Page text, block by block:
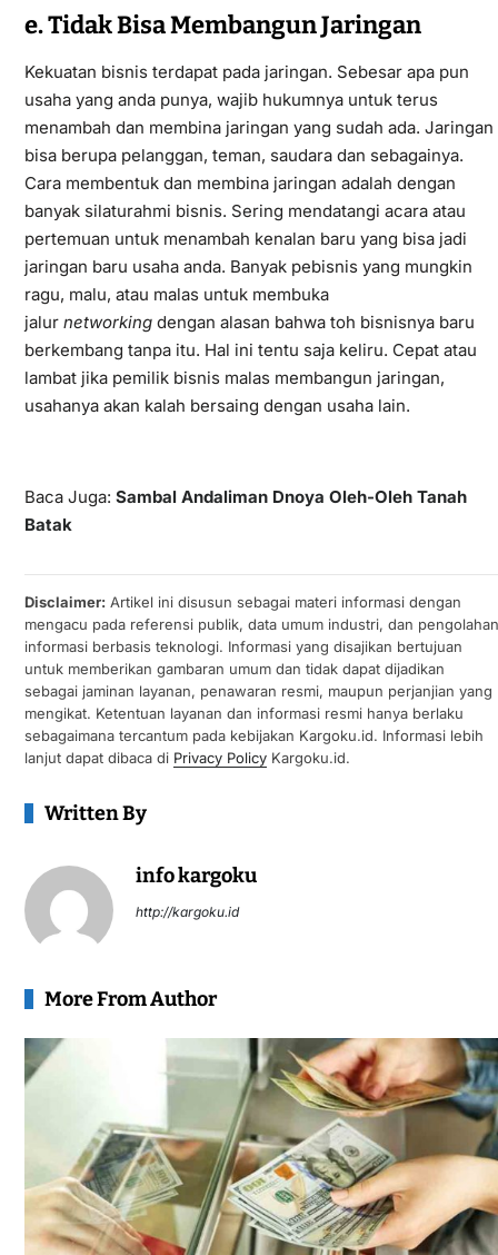
e. Tidak Bisa Membangun Jaringan
Kekuatan bisnis terdapat pada jaringan. Sebesar apa pun
usaha yang anda punya, wajib hukumnya untuk terus
menambah dan membina jaringan yang sudah ada. Jaringan
bisa berupa pelanggan, teman, saudara dan sebagainya.
Cara membentuk dan membina jaringan adalah dengan
banyak silaturahmi bisnis. Sering mendatangi acara atau
pertemuan untuk menambah kenalan baru yang bisa jadi
jaringan baru usaha anda. Banyak pebisnis yang mungkin
ragu, malu, atau malas untuk membuka
jalur networkingdengan alasan bahwa toh bisnisnya baru
berkembang tanpa itu. Hal ini tentu saja keliru. Cepat atau
lambat jika pemilik bisnis malas membangun jaringan,
usahanya akan kalah bersaing dengan usaha lain.
Baca Juga: Sambal Andaliman Dnoya Oleh-Oleh Tanah
Batak
Disclaimer:Artikel ini disusun sebagai materi informasi dengan
mengacu pada referensi publik, data umum industri, dan pengolahan
informasi berbasis teknologi. Informasi yang disajikan bertujuan
untuk memberikan gambaran umum dan tidak dapat dijadikan
sebagai jaminan layanan, penawaran resmi, maupun perjanjian yang
mengikat. Ketentuan layanan dan informasi resmi hanya berlaku
sebagaimana tercantum pada kebijakan Kargoku.id. Informasi lebih
lanjut dapat dibaca di Privacy PolicyKargoku.id.
Written By
info kargoku
http://kargoku.id
More From Author